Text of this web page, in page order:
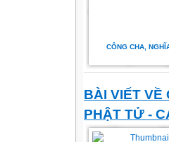
CÔNG CHA,
BÀI VIẾT VỀ
PHẬT TỬ -